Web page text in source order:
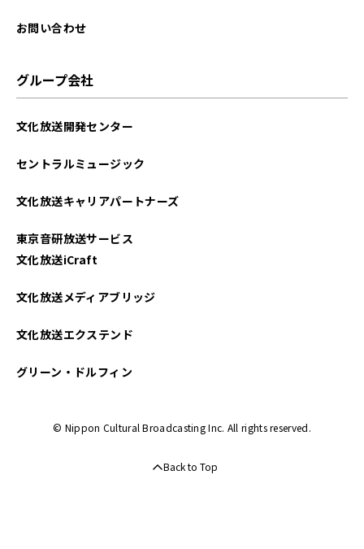
お問い合わせ
グループ会社
文化放送開発センター
セントラルミュージック
文化放送キャリアパートナーズ
東京音研放送サービス
文化放送iCraft
文化放送メディアブリッジ
文化放送エクステンド
グリーン・ドルフィン
© Nippon Cultural Broadcasting Inc. All rights reserved.
Back to Top